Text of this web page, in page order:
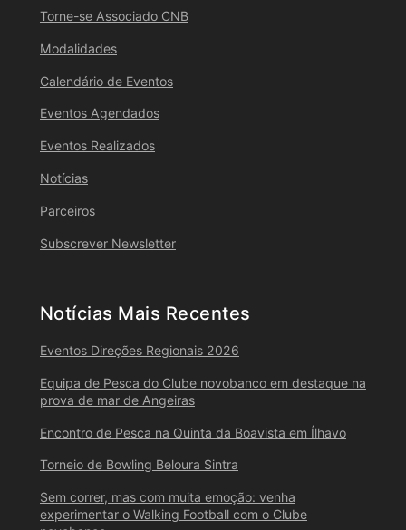
Torne-se Associado CNB
Modalidades
Calendário de Eventos
Eventos Agendados
Eventos Realizados
Notícias
Parceiros
Subscrever Newsletter
Notícias Mais Recentes
Eventos Direções Regionais 2026
Equipa de Pesca do Clube novobanco em destaque na
prova de mar de Angeiras
Encontro de Pesca na Quinta da Boavista em Ílhavo
Torneio de Bowling Beloura Sintra
Sem correr, mas com muita emoção: venha
experimentar o Walking Football com o Clube